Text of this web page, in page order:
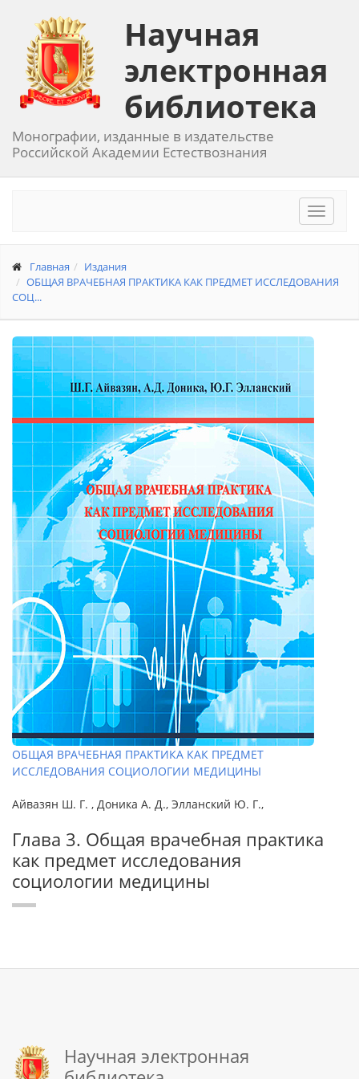
Научная
электронная
библиотека
Монографии, изданные в издательстве
Российской Академии Естествознания
Toggle
Главная
Издания
ОБЩАЯ ВРАЧЕБНАЯ ПРАКТИКА КАК ПРЕДМЕТ ИССЛЕДОВАНИЯ
СОЦ...
ОБЩАЯ ВРАЧЕБНАЯ ПРАКТИКА КАК ПРЕДМЕТ
ИССЛЕДОВАНИЯ СОЦИОЛОГИИ МЕДИЦИНЫ
Айвазян Ш. Г. , Доника А. Д., Элланский Ю. Г.,
Глава 3. Общая врачебная практика
как предмет исследования
социологии медицины
Научная электронная